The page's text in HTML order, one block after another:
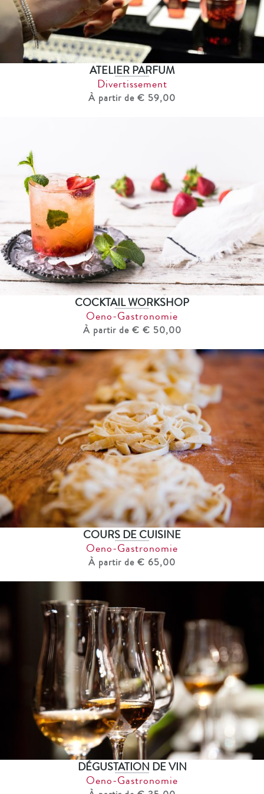
ATELIER PARFUM
Divertissement
À partir de € 59,00
COCKTAIL WORKSHOP
Oeno-Gastronomie
À partir de € € 50,00
COURS DE CUISINE
Oeno-Gastronomie
À partir de € 65,00
DÉGUSTATION DE VIN
Oeno-Gastronomie